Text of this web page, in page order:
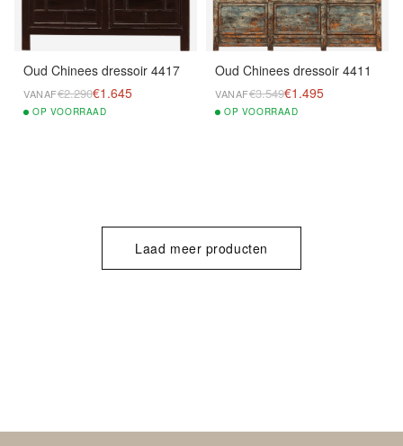
Oud Chinees dressoir 4417
VANAF€2.290€1.645
OP VOORRAAD
Oud Chinees dressoir 4411
VANAF€3.549€1.495
OP VOORRAAD
Laad meer producten